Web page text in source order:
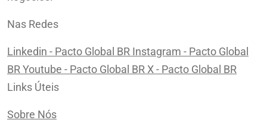
Nas Redes
Linkedin - Pacto Global BR Instagram - Pacto Global
BR Youtube - Pacto Global BR X - Pacto Global BR
Links Úteis
Sobre Nós